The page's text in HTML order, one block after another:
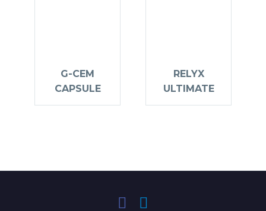
G-CEM
CAPSULE
RELYX
ULTIMATE